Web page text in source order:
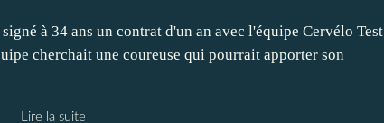
à 34 ans un contrat d'un an avec l'équipe Cervélo Test
cherchait une coureuse qui pourrait apporter son
Lire la suite